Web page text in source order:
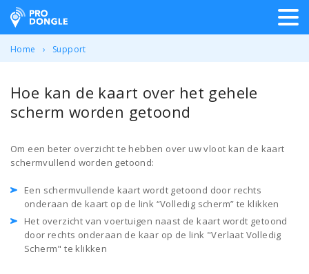
ProDongle Track & Trace
Home Support
Hoe kan de kaart over het gehele
scherm worden getoond
Om een beter overzicht te hebben over uw vloot kan de kaart
schermvullend worden getoond:
Een schermvullende kaart wordt getoond door rechts
onderaan de kaart op de link “Volledig scherm” te klikken
Het overzicht van voertuigen naast de kaart wordt getoond
door rechts onderaan de kaar op de link "Verlaat Volledig
Scherm" te klikken